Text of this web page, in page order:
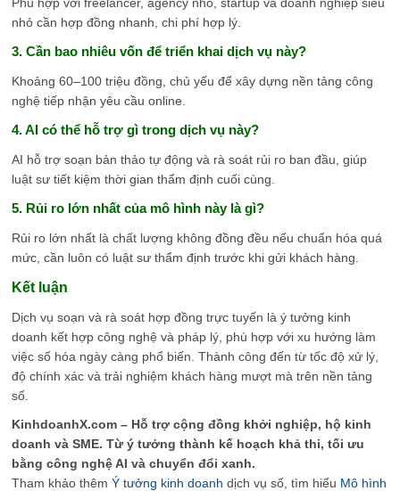
nhỏ cần hợp đồng nhanh, chi phí hợp lý.
3. Cần bao nhiêu vốn để triển khai dịch vụ này?
Khoảng 60–100 triệu đồng, chủ yếu để xây dựng nền tảng công
nghệ tiếp nhận yêu cầu online.
4. AI có thể hỗ trợ gì trong dịch vụ này?
AI hỗ trợ soạn bản thảo tự động và rà soát rủi ro ban đầu, giúp
luật sư tiết kiệm thời gian thẩm định cuối cùng.
5. Rủi ro lớn nhất của mô hình này là gì?
Rủi ro lớn nhất là chất lượng không đồng đều nếu chuẩn hóa quá
mức, cần luôn có luật sư thẩm định trước khi gửi khách hàng.
Kết luận
Dịch vụ soạn và rà soát hợp đồng trực tuyến là ý tưởng kinh
doanh kết hợp công nghệ và pháp lý, phù hợp với xu hướng làm
việc số hóa ngày càng phổ biến. Thành công đến từ tốc độ xử lý,
độ chính xác và trải nghiệm khách hàng mượt mà trên nền tảng
số.
KinhdoanhX.com – Hỗ trợ cộng đồng khởi nghiệp, hộ kinh
doanh và SME. Từ ý tưởng thành kế hoạch khả thi, tối ưu
bằng công nghệ AI và chuyển đổi xanh.
Tham khảo thêmÝ tưởng kinh doanh dịch vụ số, tìm hiểu Mô hình